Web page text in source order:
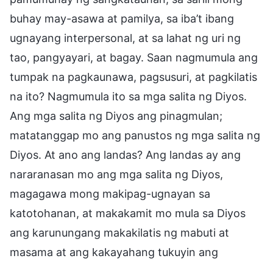
buhay may-asawa at pamilya, sa iba’t ibang
ugnayang interpersonal, at sa lahat ng uri ng
tao, pangyayari, at bagay. Saan nagmumula ang
tumpak na pagkaunawa, pagsusuri, at pagkilatis
na ito? Nagmumula ito sa mga salita ng Diyos.
Ang mga salita ng Diyos ang pinagmulan;
matatanggap mo ang panustos ng mga salita ng
Diyos. At ano ang landas? Ang landas ay ang
nararanasan mo ang mga salita ng Diyos,
magagawa mong makipag-ugnayan sa
katotohanan, at makakamit mo mula sa Diyos
ang karunungang makakilatis ng mabuti at
masama at ang kakayahang tukuyin ang